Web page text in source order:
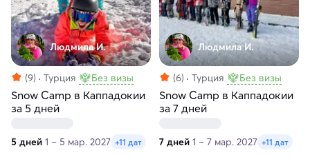
Людмила И.
(9) Турция Без визы
Snow Camp в Каппадокии
за 5 дней
5 дней 1 – 5 мар. 2027 +11 дат
Людмила И.
(6) Турция Без визы
Snow Camp в Каппадокии
за 7 дней
7 дней 1 – 7 мар. 2027 +11 дат